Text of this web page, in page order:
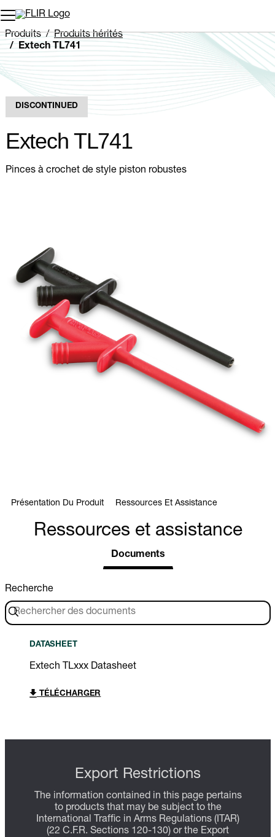
Unread messages
Modèle
Supprimer
articles
Ajouter au panier
Ajouté au panier
Produits
Produits hérités
Extech TL741
DISCONTINUED
Extech TL741
Pinces à crochet de style piston robustes
Présentation Du Produit Ressources Et Assistance
Ressources et assistance
Documents
Recherche
DATASHEET
Extech TLxxx Datasheet
TÉLÉCHARGER
Export Restrictions
The information contained in this page pertains
to products that may be subject to the
International Traffic in Arms Regulations (ITAR)
(22 C.F.R. Sections 120-130) or the Export